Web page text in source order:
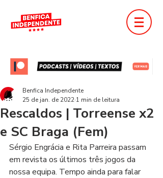
Rescaldos | Torreense x2
e SC Braga (Fem)
Benfica Independente
25 de jan. de 2022 1 min de leitura
Sérgio Engrácia e Rita Parreira passam
em revista os últimos três jogos da
nossa equipa. Tempo ainda para falar